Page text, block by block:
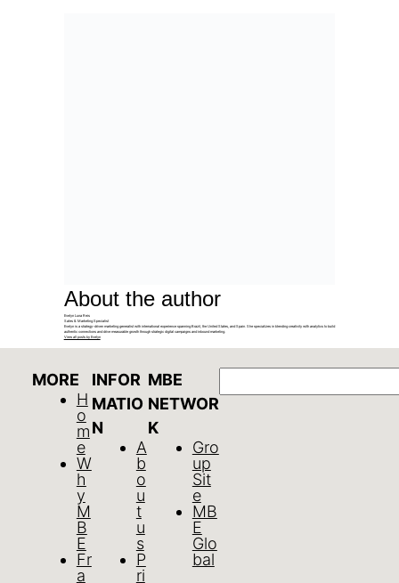
About the author
Evelyn Luna Reis
Sales & Marketing Specialist
Evelyn is a strategy-driven marketing generalist with international experience spanning Brazil, the United States, and Spain. She specializes in blending creativity with analytics to build
authentic connections and drive measurable growth through strategic digital campaigns and inbound marketing.
View all posts by Evelyn
MORE
H
o
m
e
W
h
y
M
B
E
Fr
a
INFOR
MATIO
N
A
b
o
u
t
u
s
P
ri
MBE
NETWOR
K
Gro
up
Sit
e
MB
E
Glo
bal